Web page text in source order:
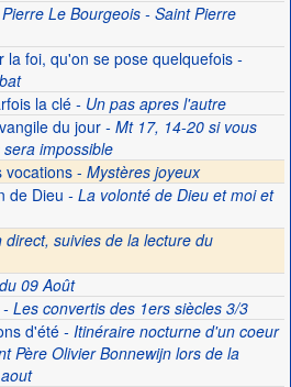
Le Bourgeois - Saint Pierre
la foi, qu'on se pose quelquefois-
la clé- Un pas apres l'autre
du jour- Mt 17, 14-20 si vous
impossible
vocations - Mystères joyeux
de Dieu - La volonté de Dieu et moi et
direct, suivies de la lecture du
09 Août
Les convertis des 1ers siècles 3/3
d'été- Itinéraire nocturne d'un coeur
Père Olivier Bonnewijn lors de la